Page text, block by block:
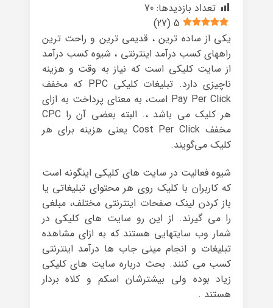
تعداد بازدیدها: 70
5
(
27
)
یکی از ساده ترین ، قدیمی ترین و راحت ترین
راههای کسب درآمد اینترنتی ، شیوه کسب درآمد
از سایت کلیکی است که نیاز به وقت و هزینه
ناچیزی دارد. تبلیغات کلیکی PPC که مخفف
Pay Per Click است، به معنای پرداخت به ازای
هر کلیک می باشد ،. البته بعضی آن را CPC
مخفف Cost Per Click یعنی هزینه برای هر
کلیک می‌گویند.
شیوه فعالیت در سایت های کلیکی اینگونه است
که کاربران با کلیک روی هر محتوای تبلیغاتی یا
باز کردن لینک صفحات اینترنتی مختلف، مبلغی
را می گیرند. از این رو سایت های کلیکی در
شمار وب سایتهایی هستند که به ازای مشاهده
تبلیغات و انجام مینی جاب ها درآمد اینترنتی
کسب می کنند. بحث درباره سایت های کلیکی
زیاد بوده ولی بیشترشان اسکم و کلاه بردار
هستند .